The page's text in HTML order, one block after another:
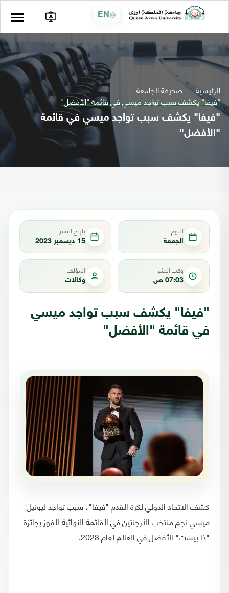
EN
الرئيسية صحيفة الجامعة
"فيفا" يكشف سبب تواجد ميسي في قائمة "الأفضل"
"فيفا" يكشف سبب تواجد ميسي في قائمة
"الأفضل"
اليوم
الجمعة
تاريخ النشر
15 ديسمبر 2023
وقت النشر
07:03 ص
المؤلف
وكالات
"فيفا" يكشف سبب تواجد ميسي
في قائمة "الأفضل"
كشف الاتحاد الدولي لكرة القدم "فيفا"، سبب تواجد ليونيل
ميسي نجم منتخب الأرجنتين في القائمة النهائية للفوز بجائزة
"ذا بيست" الأفضل في العالم لعام 2023.